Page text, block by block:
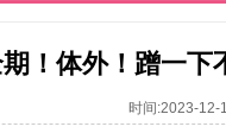
！体外！蹭一下
时间:2023-